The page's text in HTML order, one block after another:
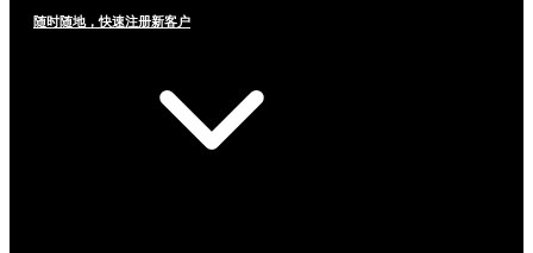
随时随地，快速注册新客户